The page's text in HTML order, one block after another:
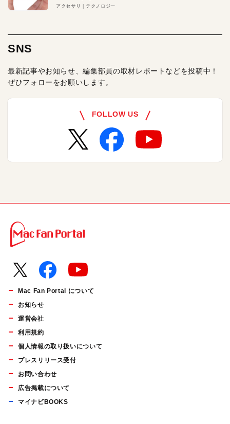
アクセサリ テクノロジー
SNS
最新記事やお知らせ、編集部員の取材レポートなどを投稿中！
ぜひフォローをお願いします。
FOLLOW US
Mac Fan Portal について
お知らせ
運営会社
利用規約
個人情報の取り扱いについて
プレスリリース受付
お問い合わせ
広告掲載について
マイナビBOOKS